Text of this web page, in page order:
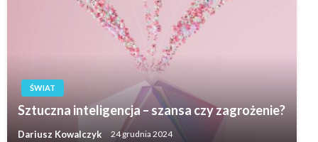
ŚWIAT
Sztuczna inteligencja – szansa czy zagrożenie?
Dariusz Kowalczyk 24 grudnia 2024